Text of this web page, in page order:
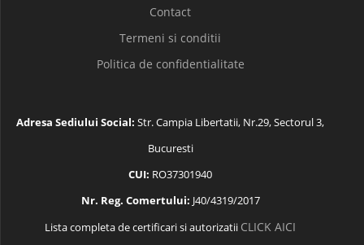
Contact
Termeni si conditii
Politica de confidentialitate
Adresa Sediului Social: Str. Campia Libertatii, Nr.29, Sectorul 3,
Bucuresti
CUI: RO37301940
Nr. Reg. Comertului: J40/4319/2017
Lista completa de certificari si autorizatii CLICK AICI